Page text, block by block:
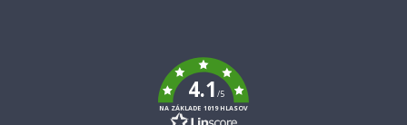
4.1/5
NA ZÁKLADE 1019 HLASOV